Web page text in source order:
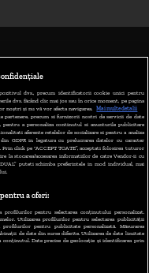
dvs., precum identificatorii cookie unici pentru
dvs. făcând clic mai jos sau în orice moment, pe pagina
noștri și nu vă vor afecta navigarea.
Mai multe detalii
partenere, precum si furnizorii nostri de servicii de date
pentru a personaliza continutul si anunturile publicitare
aferente retelelor de socializare si pentru a analiza
GDPR in legatura cu prelucrarea datelor cu caracter
. Prin click pe “ACCEPT TOATE”, acceptati folosirea tuturor
la stocarea/accesarea informatiilor de catre Vendor-ii cu
puteti schimba preferintele in mod individual, mai
a oferi:
profilurilor pentru selectarea conținutului personalizat.
Utilizarea profilurilor pentru selectarea publicității
pentru publicitate personalizată. Măsurarea
de date din surse diferite. Utilizarea de date limitate
Date precise de geolocație și identificarea prin